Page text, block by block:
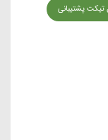
تیکت پشتیبانی